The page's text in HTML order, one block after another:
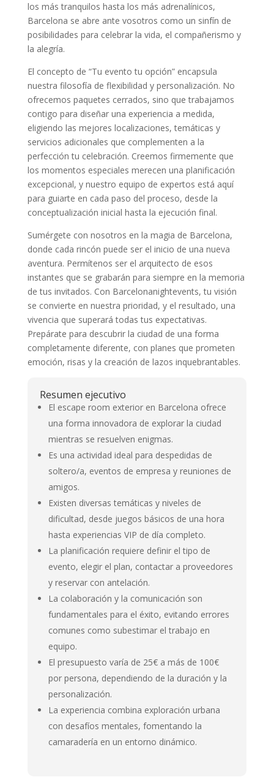
los más tranquilos hasta los más adrenalínicos,
Barcelona se abre ante vosotros como un sinfín de
posibilidades para celebrar la vida, el compañerismo y
la alegría.
El concepto de “Tu evento tu opción” encapsula
nuestra filosofía de flexibilidad y personalización. No
ofrecemos paquetes cerrados, sino que trabajamos
contigo para diseñar una experiencia a medida,
eligiendo las mejores localizaciones, temáticas y
servicios adicionales que complementen a la
perfección tu celebración. Creemos firmemente que
los momentos especiales merecen una planificación
excepcional, y nuestro equipo de expertos está aquí
para guiarte en cada paso del proceso, desde la
conceptualización inicial hasta la ejecución final.
Sumérgete con nosotros en la magia de Barcelona,
donde cada rincón puede ser el inicio de una nueva
aventura. Permítenos ser el arquitecto de esos
instantes que se grabarán para siempre en la memoria
de tus invitados. Con Barcelonanightevents, tu visión
se convierte en nuestra prioridad, y el resultado, una
vivencia que superará todas tus expectativas.
Prepárate para descubrir la ciudad de una forma
completamente diferente, con planes que prometen
emoción, risas y la creación de lazos inquebrantables.
Resumen ejecutivo
El escape room exterior en Barcelona ofrece
una forma innovadora de explorar la ciudad
mientras se resuelven enigmas.
Es una actividad ideal para despedidas de
soltero/a, eventos de empresa y reuniones de
amigos.
Existen diversas temáticas y niveles de
dificultad, desde juegos básicos de una hora
hasta experiencias VIP de día completo.
La planificación requiere definir el tipo de
evento, elegir el plan, contactar a proveedores
y reservar con antelación.
La colaboración y la comunicación son
fundamentales para el éxito, evitando errores
comunes como subestimar el trabajo en
equipo.
El presupuesto varía de 25€ a más de 100€
por persona, dependiendo de la duración y la
personalización.
La experiencia combina exploración urbana
con desafíos mentales, fomentando la
camaradería en un entorno dinámico.